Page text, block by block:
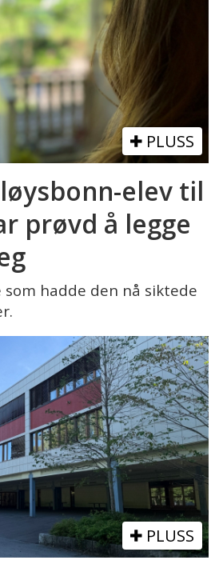
PLUSS
elev til
prøvd å legge
som hadde den nå siktede
PLUSS